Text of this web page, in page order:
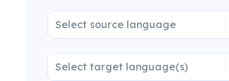
Select source language
Select target language(s)